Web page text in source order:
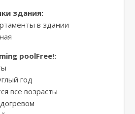
здания:
в здании
poolFree!:
год
все возрасты